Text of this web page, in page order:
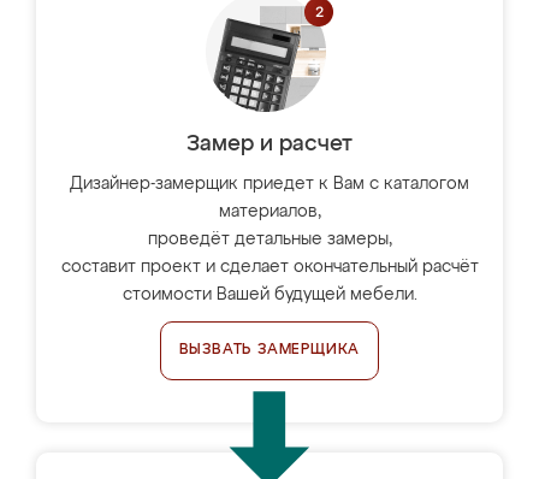
Замер и расчет
Дизайнер-замерщик приедет к Вам с каталогом
материалов,
проведёт детальные замеры,
составит проект и сделает окончательный расчёт
стоимости Вашей будущей мебели.
ВЫЗВАТЬ ЗАМЕРЩИКА